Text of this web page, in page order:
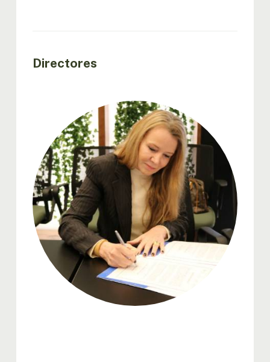
Directores